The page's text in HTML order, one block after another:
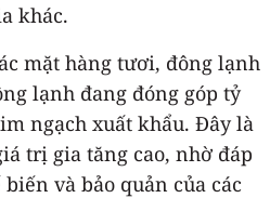
khác.
mặt hàng tươi, đông lạnh
lạnh đang đóng góp tỷ
ngạch xuất khẩu. Đây là
trị gia tăng cao, nhờ đáp
và bảo quản của các